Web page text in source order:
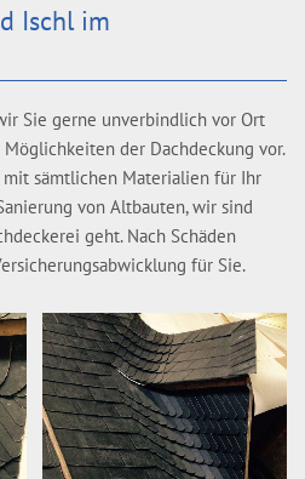
Ischl im
Sie gerne unverbindlich vor Ort
der Dachdeckung vor.
mit sämtlichen Materialien für Ihr
von Altbauten, wir sind
geht. Nach Schäden
für Sie.